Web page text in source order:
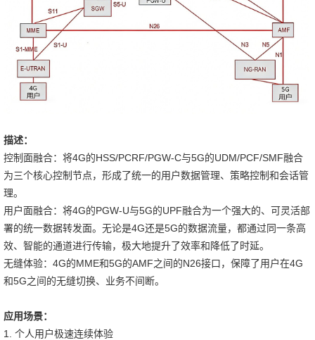
描述：
控制面融合：将4G的HSS/PCRF/PGW-C与5G的UDM/PCF/SMF融合
为三个核心控制节点，形成了统一的用户数据管理、策略控制和会话管
理。
用户面融合：将4G的PGW-U与5G的UPF融合为一个强大的、可灵活部
署的统一数据转发面。无论是4G还是5G的数据流量，都通过同一条高
效、智能的通道进行传输，极大地提升了效率和降低了时延。
无缝体验：4G的MME和5G的AMF之间的N26接口，保障了用户在4G
和5G之间的无缝切换、业务不间断。
应用场景：
1. 个人用户极速连续体验